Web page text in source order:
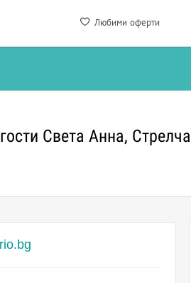
Любими оферти
Света Анна, Стрелча
rio.bg